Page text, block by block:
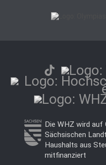
Die WHZ wird auf
Sächsischen
Haushalts aus
mitfinanziert